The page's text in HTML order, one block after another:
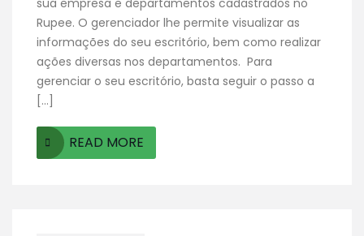
sua empresa e departamentos cadastrados no
Rupee. O gerenciador lhe permite visualizar as
informações do seu escritório, bem como realizar
ações diversas nos departamentos. Para
gerenciar o seu escritório, basta seguir o passo a
[…]
READ MORE